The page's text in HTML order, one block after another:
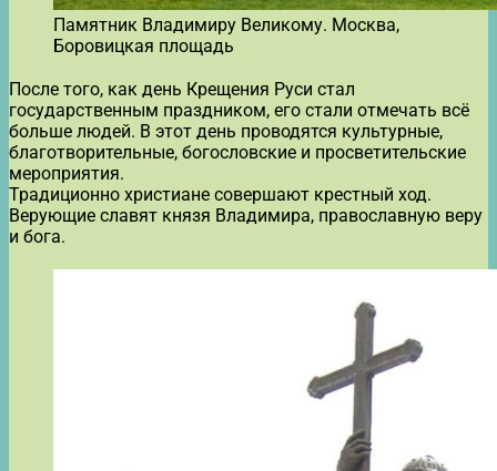
Памятник Владимиру Великому. Москва,
Боровицкая площадь
После того, как день Крещения Руси стал
государственным праздником, его стали отмечать всё
больше людей. В этот день проводятся культурные,
благотворительные, богословские и просветительские
мероприятия.
Традиционно христиане совершают крестный ход.
Верующие славят князя Владимира, православную веру
и бога.